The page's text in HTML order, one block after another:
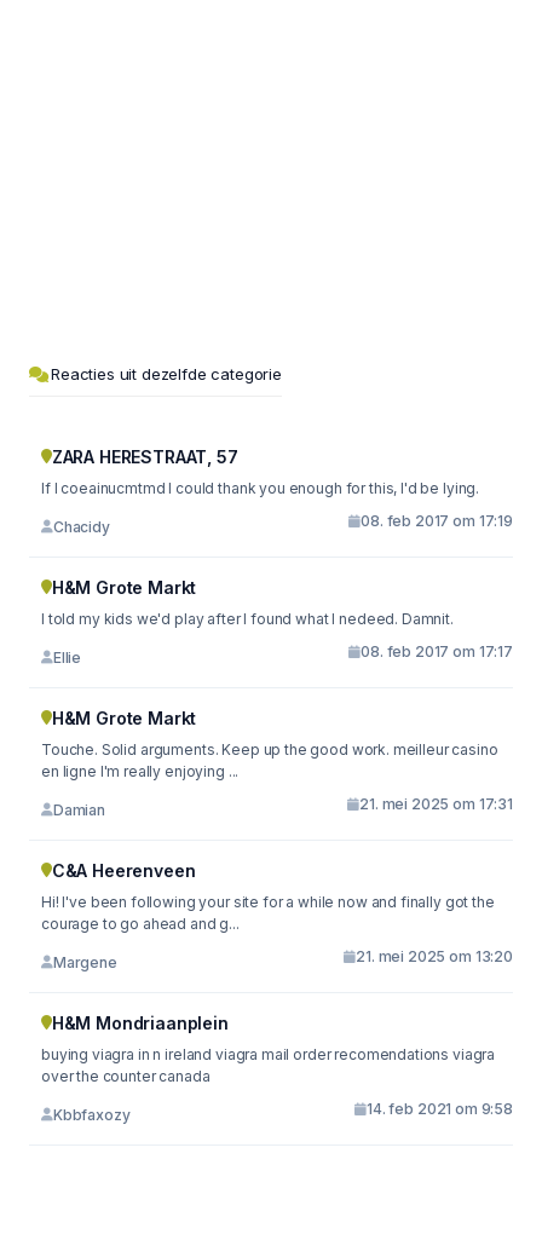
Reacties uit dezelfde categorie
ZARA HERESTRAAT, 57
If I coeainucmtmd I could thank you enough for this, I'd be lying.
Chacidy 08. feb 2017 om 17:19
H&M Grote Markt
I told my kids we'd play after I found what I nedeed. Damnit.
Ellie 08. feb 2017 om 17:17
H&M Grote Markt
Touche. Solid arguments. Keep up the good work. meilleur casino
en ligne I'm really enjoying ...
Damian 21. mei 2025 om 17:31
C&A Heerenveen
Hi! I've been following your site for a while now and finally got the
courage to go ahead and g...
Margene 21. mei 2025 om 13:20
H&M Mondriaanplein
buying viagra in n ireland viagra mail order recomendations viagra
over the counter canada
Kbbfaxozy 14. feb 2021 om 9:58